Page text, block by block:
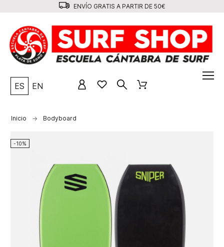
ENVÍO GRATIS A PARTIR DE 50€
ES EN
Inicio Bodyboard
-10%